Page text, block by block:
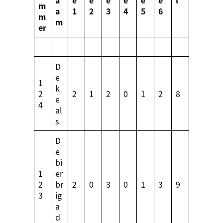
m
m
er
a
m
1
2
3
4
5
6
1
2
4
D
e
k
e
al
s
2 1 2 0 1 2 8
1
2
3
D
e
bi
er
br
ig
a
d
2 0 3 0 1 3 9